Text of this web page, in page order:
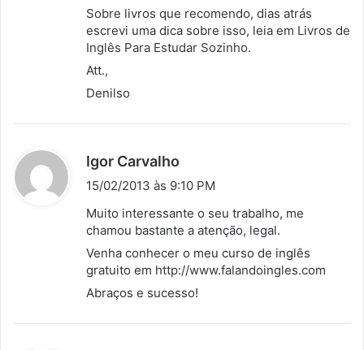
Sobre livros que recomendo, dias atrás
escrevi uma dica sobre isso, leia em Livros de
Inglês Para Estudar Sozinho.
Att.,
Denilso
Igor Carvalho
i
s
e
:
15/02/2013 às 9:10 PM
Muito interessante o seu trabalho, me
chamou bastante a atenção, legal.
Venha conhecer o meu curso de inglês
gratuito em http://www.falandoingles.com
Abraços e sucesso!